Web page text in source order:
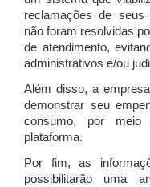
reclamações de seus
não foram resolvidas
de atendimento,
administrativos e/ou
Além disso, a
demonstrar seu
consumo, por meio
plataforma.
Por fim, as
possibilitarão uma